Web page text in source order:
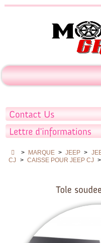
> MARQUE > JEEP >
CJ
> CAISSE POUR JEEP CJ >